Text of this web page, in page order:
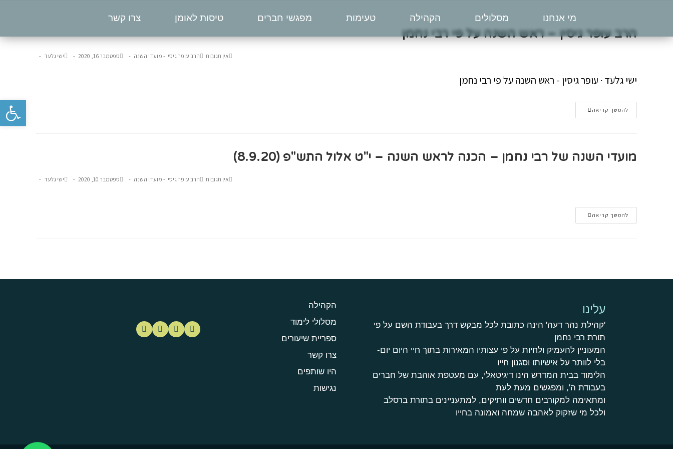
מי אנחנו מסלולים הקהילה טעימות מפגשי חברים טיסות לאומן צרו קשר
הרב עופר גיסין – ראש השנה על פי רבי נחמן
ישי גלעד ספטמבר 16, 2020 הרב עופר גיסין - מועדי השנה אין תגובות
ישי גלעד · עופר גיסין - ראש השנה על פי רבי נחמן
להמשך קריאה
מועדי השנה של רבי נחמן – הכנה לראש השנה – י"ט אלול התש"פ (8.9.20)
ישי גלעד ספטמבר 10, 2020 הרב עופר גיסין - מועדי השנה אין תגובות
להמשך קריאה
עלינו
'קהילת נהר דעה' הינה כתובת לכל מבקש דרך בעבודת השם על פי
תורת רבי נחמן
המעוניין להעמיק ולחיות על פי עצותיו המאירות בתוך חיי היום יום-
בלי לוותר על אישיותו וסגנון חייו
הלימוד בבית המדרש הינו דיגיטאלי, עם מעטפת אוהבת של חברים
בעבודת ה', ומפגשים מעת לעת
ומתאימה למקורבים חדשים וותיקים, למתעניינים בתורת ברסלב
ולכל מי שזקוק לאהבה שמחה ואמונה בחייו
הקהילה
מסלולי לימוד
ספריית שיעורים
צרו קשר
היו שותפים
נגישות
פתח סרגל נגישות